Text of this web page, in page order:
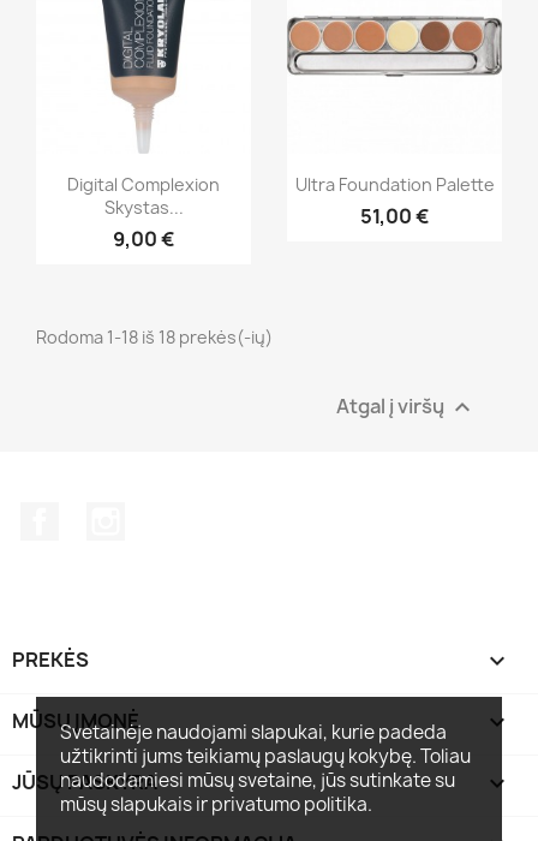
Svetainėje naudojami slapukai, kurie padeda
užtikrinti jums teikiamų paslaugų kokybę. Toliau
naudodamiesi mūsų svetaine, jūs sutinkate su
mūsų slapukais ir privatumo politika.
Greita peržiūra
+5
Digital Complexion
Skystas...
9,00 €
Greita peržiūra
Ultra Foundation Palette
51,00 €
Rodoma 1-18 iš 18 prekės(-ių)
Atgal į viršų 
PREKĖS 
MŪSŲ ĮMONĖ 
JŪSŲ PASKYRA 